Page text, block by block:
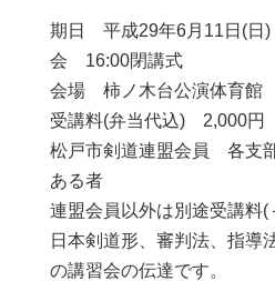
期日 平成29年6月11日(
会 16:00閉講式
会場 柿ノ木台公演体育館
受講料(弁当代込) 2,000円
松戸市剣道連盟会員 各支
ある者
連盟会員以外は別途受講料(
日本剣道形、審判法、指
の講習会の伝達です。